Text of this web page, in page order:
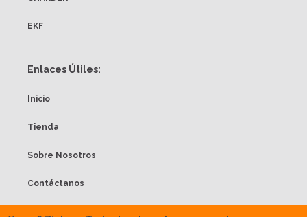
EKF
Enlaces Útiles:
Inicio
Tienda
Sobre Nosotros
Contáctanos